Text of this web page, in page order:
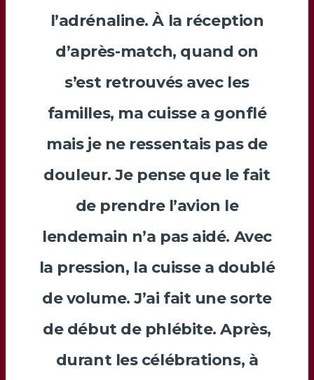
l’adrénaline. À la réception
d’après-match, quand on
s’est retrouvés avec les
familles, ma cuisse a gonflé
mais je ne ressentais pas de
douleur. Je pense que le fait
de prendre l’avion le
lendemain n’a pas aidé. Avec
la pression, la cuisse a doublé
de volume. J’ai fait une sorte
de début de phlébite. Après,
durant les célébrations, à